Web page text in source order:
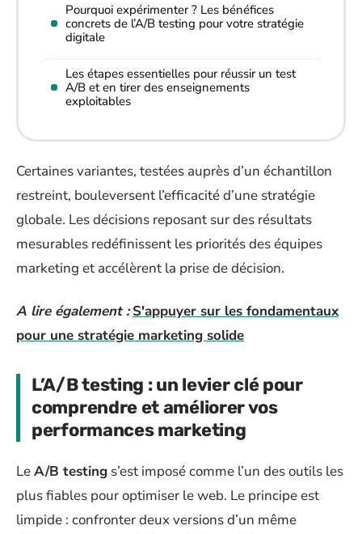
Pourquoi expérimenter ? Les bénéfices
concrets de l’A/B testing pour votre stratégie
digitale
Les étapes essentielles pour réussir un test
A/B et en tirer des enseignements
exploitables
Certaines variantes, testées auprès d’un échantillon
restreint, bouleversent l’efficacité d’une stratégie
globale. Les décisions reposant sur des résultats
mesurables redéfinissent les priorités des équipes
marketing et accélèrent la prise de décision.
A lire également : S'appuyer sur les fondamentaux
pour une stratégie marketing solide
L’A/B testing : un levier clé pour
comprendre et améliorer vos
performances marketing
LeA/B testing s’est imposé comme l’un des outils les
plus fiables pour optimiser le web. Le principe est
limpide : confronter deux versions d’un même